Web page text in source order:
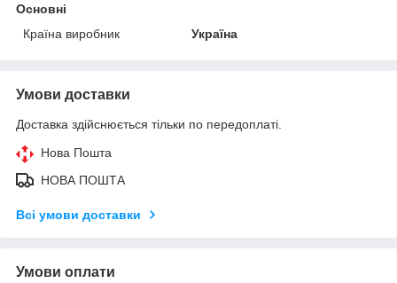
Основні
Країна виробник
Україна
Умови доставки
Доставка здійснюється тільки по передоплаті.
Нова Пошта
НОВА ПОШТА
Всі умови доставки
Умови оплати